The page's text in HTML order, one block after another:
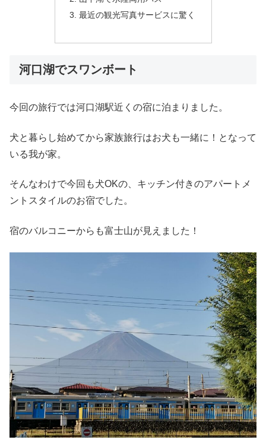
最近の観光写真サービスに驚く
河口湖でスワンボート
今回の旅行では河口湖駅近くの宿に泊まりました。
犬と暮らし始めてから家族旅行はお犬も一緒に！となって
いる我が家。
そんなわけで今回も犬OKの、キッチン付きのアパートメ
ントスタイルのお宿でした。
宿のバルコニーからも富士山が見えました！